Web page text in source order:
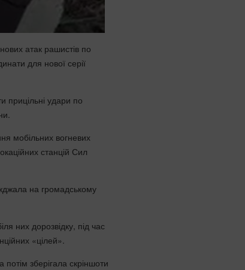
атак рашистів по
для нової серії
прицільні удари по
мобільних вогневих
станцій Сил
на громадському
них дорозвідку, під час
«цілей».
зберігала скріншоти